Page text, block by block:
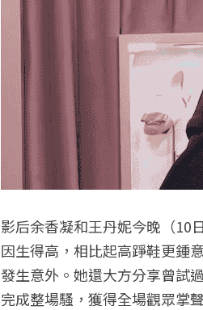
影后余香凝和王丹妮今晚（10
因生得高，相比起高踭鞋更鍾
發生意外。她還大方分享曾試
完成整場騷，獲得全場觀眾掌